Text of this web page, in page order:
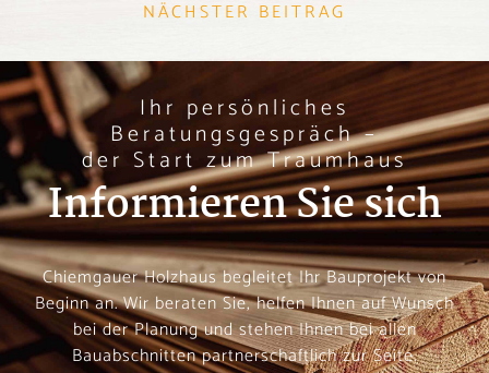
NÄCHSTER BEITRAG
Informieren Sie sich
Ihr persönliches
Beratungsgespräch –
der Start zum Traumhaus
Chiemgauer Holzhaus begleitet Ihr Bauprojekt von
Beginn an. Wir beraten Sie, helfen Ihnen auf Wunsch
bei der Planung und stehen Ihnen bei allen
Bauabschnitten partnerschaftlich zur Seite.